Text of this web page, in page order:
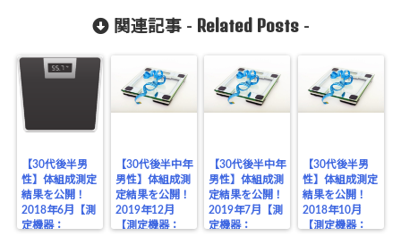
関連記事 - Related Posts-
【30代後半男
性】体組成測定
結果を公開！
2018年6月【測
定機器：
【30代後半中年
男性】体組成測
定結果を公開！
2019年12月
【測定機器：
【30代後半中年
男性】体組成測
定結果を公開！
2019年7月【測
定機器：
【30代後半男
性】体組成測定
結果を公開！
2018年10月
【測定機器：